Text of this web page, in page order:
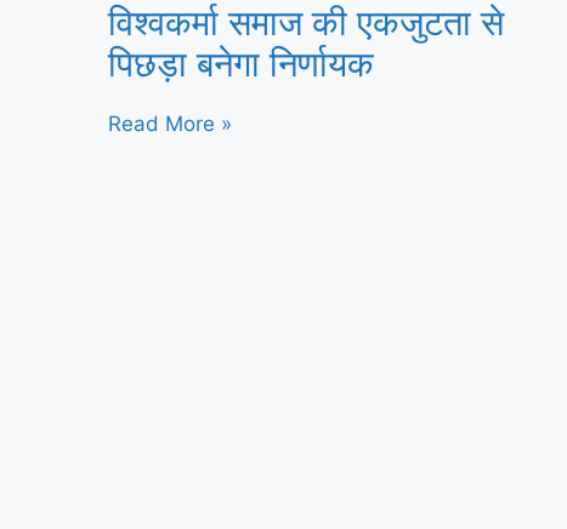
विश्वकर्मा समाज की एकजुटता से
पिछड़ा बनेगा निर्णायक
Read More »